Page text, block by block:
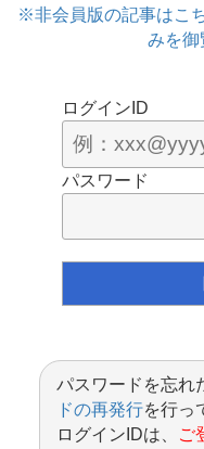
※非会員版の記事はこ
みを御
ログインID
パスワード
パスワードを忘れ
ドの再発行を行っ
ログインIDは、
ご